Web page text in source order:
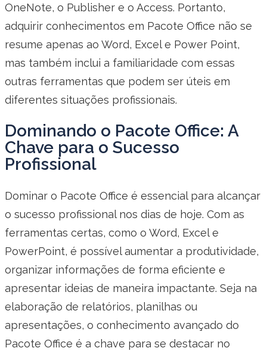
OneNote, o Publisher e o Access. Portanto,
adquirir conhecimentos em Pacote Office não se
resume apenas ao Word, Excel e Power Point,
mas também inclui a familiaridade com essas
outras ferramentas que podem ser úteis em
diferentes situações profissionais.
Dominando o Pacote Office: A
Chave para o Sucesso
Profissional
Dominar o Pacote Office é essencial para alcançar
o sucesso profissional nos dias de hoje. Com as
ferramentas certas, como o Word, Excel e
PowerPoint, é possível aumentar a produtividade,
organizar informações de forma eficiente e
apresentar ideias de maneira impactante. Seja na
elaboração de relatórios, planilhas ou
apresentações, o conhecimento avançado do
Pacote Office é a chave para se destacar no